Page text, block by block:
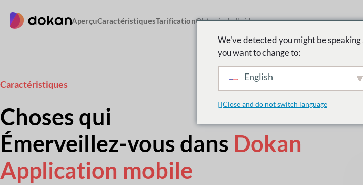
AperçuCaractéristiquesTarificationObtenir de l'aide
Caractéristiques
Choses qui
Émerveillez-vous dans Dokan
Application mobile
We've detected you might be
you want to change to:
English
Close and do not switch language